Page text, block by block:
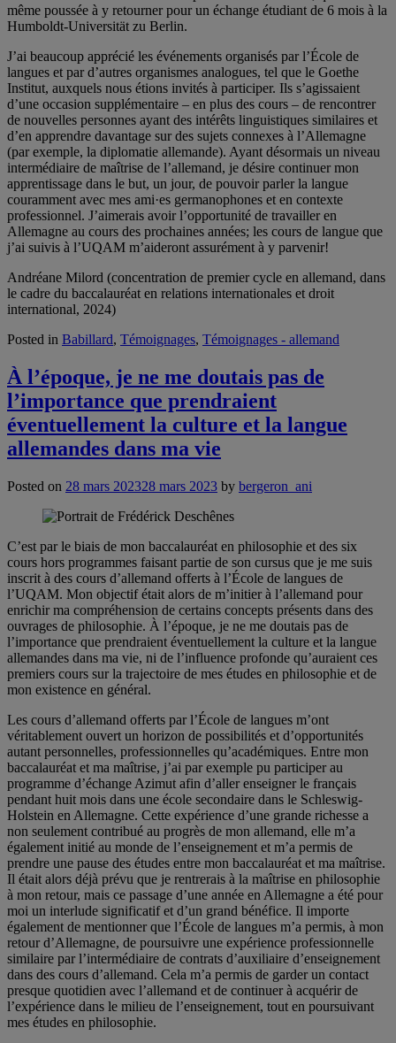
même poussée à y retourner pour un échange étudiant de 6 mois à la
Humboldt-Universität zu Berlin.
J’ai beaucoup apprécié les événements organisés par l’École de
langues et par d’autres organismes analogues, tel que le Goethe
Institut, auxquels nous étions invités à participer. Ils s’agissaient
d’une occasion supplémentaire – en plus des cours – de rencontrer
de nouvelles personnes ayant des intérêts linguistiques similaires et
d’en apprendre davantage sur des sujets connexes à l’Allemagne
(par exemple, la diplomatie allemande). Ayant désormais un niveau
intermédiaire de maîtrise de l’allemand, je désire continuer mon
apprentissage dans le but, un jour, de pouvoir parler la langue
couramment avec mes ami·es germanophones et en contexte
professionnel. J’aimerais avoir l’opportunité de travailler en
Allemagne au cours des prochaines années; les cours de langue que
j’ai suivis à l’UQAM m’aideront assurément à y parvenir!
Andréane Milord (concentration de premier cycle en allemand, dans
le cadre du baccalauréat en relations internationales et droit
international, 2024)
Posted in Babillard, Témoignages, Témoignages - allemand
À l’époque, je ne me doutais pas de
l’importance que prendraient
éventuellement la culture et la langue
allemandes dans ma vie
Posted on 28 mars 202328 mars 2023 by bergeron_ani
C’est par le biais de mon baccalauréat en philosophie et des six
cours hors programmes faisant partie de son cursus que je me suis
inscrit à des cours d’allemand offerts à l’École de langues de
l’UQAM. Mon objectif était alors de m’initier à l’allemand pour
enrichir ma compréhension de certains concepts présents dans des
ouvrages de philosophie. À l’époque, je ne me doutais pas de
l’importance que prendraient éventuellement la culture et la langue
allemandes dans ma vie, ni de l’influence profonde qu’auraient ces
premiers cours sur la trajectoire de mes études en philosophie et de
mon existence en général.
Les cours d’allemand offerts par l’École de langues m’ont
véritablement ouvert un horizon de possibilités et d’opportunités
autant personnelles, professionnelles qu’académiques. Entre mon
baccalauréat et ma maîtrise, j’ai par exemple pu participer au
programme d’échange Azimut afin d’aller enseigner le français
pendant huit mois dans une école secondaire dans le Schleswig-
Holstein en Allemagne. Cette expérience d’une grande richesse a
non seulement contribué au progrès de mon allemand, elle m’a
également initié au monde de l’enseignement et m’a permis de
prendre une pause des études entre mon baccalauréat et ma maîtrise.
Il était alors déjà prévu que je rentrerais à la maîtrise en philosophie
à mon retour, mais ce passage d’une année en Allemagne a été pour
moi un interlude significatif et d’un grand bénéfice. Il importe
également de mentionner que l’École de langues m’a permis, à mon
retour d’Allemagne, de poursuivre une expérience professionnelle
similaire par l’intermédiaire de contrats d’auxiliaire d’enseignement
dans des cours d’allemand. Cela m’a permis de garder un contact
presque quotidien avec l’allemand et de continuer à acquérir de
l’expérience dans le milieu de l’enseignement, tout en poursuivant
mes études en philosophie.